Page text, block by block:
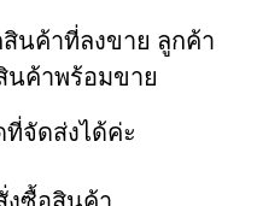
นค้าที่ลงขาย ลูกค้า
นค้าพร้อมขาย
จัดส่งได้ค่ะ